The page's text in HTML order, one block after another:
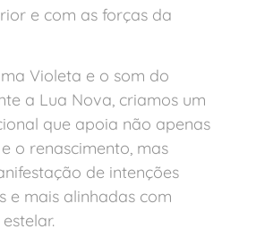
e com as forças da
Violeta e o som do
a Lua Nova, criamos um
que apoia não apenas
o renascimento, mas
de intenções
e mais alinhadas com